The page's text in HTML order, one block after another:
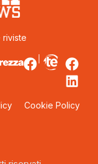
riviste
Cookie Policy